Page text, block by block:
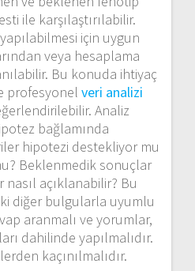
ile karşılaştırılabilir.
için uygun
veya hesaplama
Bu konuda ihtiyaç
profesyonel veri analizi
Analiz
bağlamında
hipotezi destekliyor mu
Beklenmedik sonuçlar
açıklanabilir? Bu
diğer bulgularla uyumlu
aranmalı ve yorumlar,
dahilinde yapılmalıdır.
kaçınılmalıdır.